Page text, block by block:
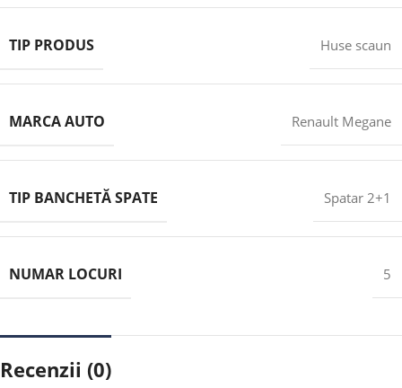
TIP PRODUS Huse scaun
MARCA AUTO Renault Megane
TIP BANCHETĂ SPATE Spatar 2+1
NUMAR LOCURI 5
Recenzii (0)